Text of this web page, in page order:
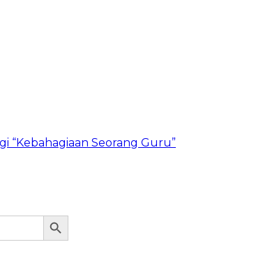
“Kebahagiaan Seorang Guru”
Search Button